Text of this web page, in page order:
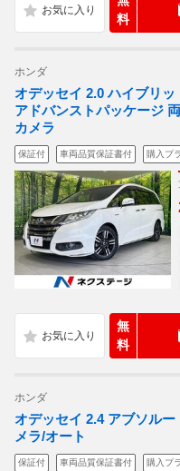
料
ホンダ
オデッセイ 2.0 ハイブリ
アドバンストパッケージ
カメラ
保証付 車両品質保証書付 購入プ
無
料
ホンダ
オデッセイ 2.4 アブソル
メラ/オート
保証付 車両品質保証書付 購入プ